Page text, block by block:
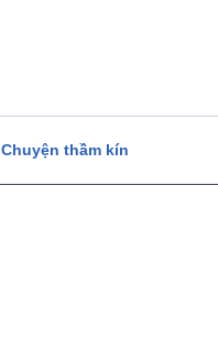
Chuyện thầm kín